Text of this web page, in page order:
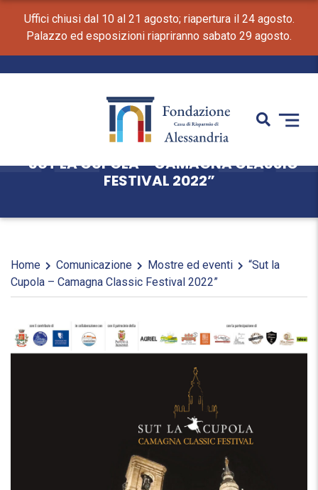
Uffici chiusi dal 10 al 21 agosto; riapertura il 24 agosto.
Palazzo ed esposizioni riapriranno sabato 29 agosto.
“SUT LA CUPOLA – CAMAGNA CLASSIC
FESTIVAL 2022”
Home Comunicazione Mostre ed eventi
“Sut la
Cupola – Camagna Classic Festival 2022”